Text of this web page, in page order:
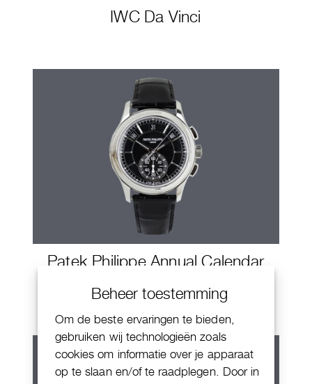
Beheer toestemming
Om de beste ervaringen te bieden,
gebruiken wij technologieën zoals
cookies om informatie over je apparaat
op te slaan en/of te raadplegen. Door in
IWC Da Vinci
Patek Philippe Annual Calendar